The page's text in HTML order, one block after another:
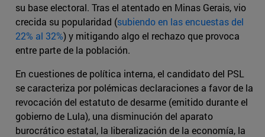
su base electoral. Tras el atentado en Minas Gerais, vio
crecida su popularidad (subiendo en las encuestas del
22% al 32%) y mitigando algo el rechazo que provoca
entre parte de la población.
En cuestiones de política interna, el candidato del PSL
se caracteriza por polémicas declaraciones a favor de la
revocación del estatuto de desarme (emitido durante el
gobierno de Lula), una disminución del aparato
burocrático estatal, la liberalización de la economía, la